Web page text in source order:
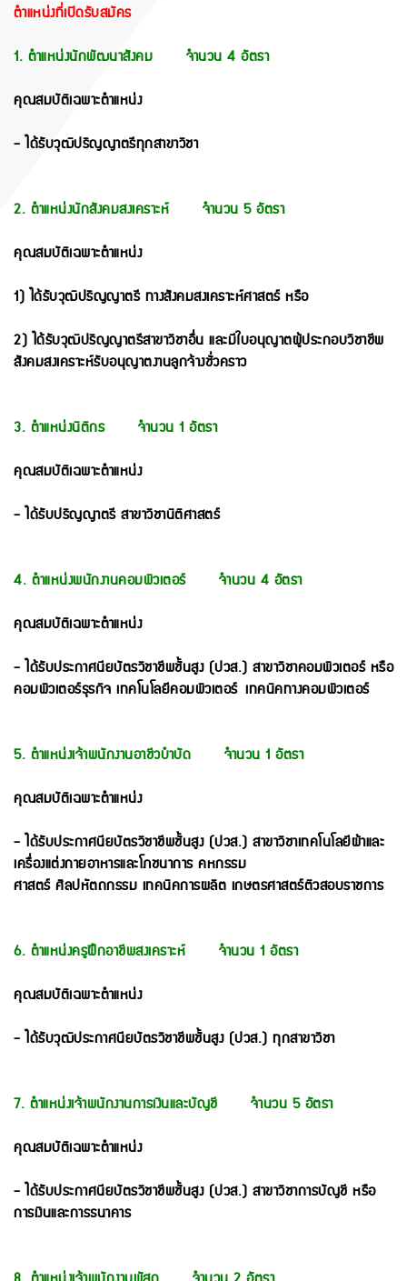
ตำแหน่งที่เปิดรับสมัคร
1. ตำแหน่งนักพัฒนาสังคม จำนวน 4 อัตรา
คุณสมบัติเฉพาะตำแหน่ง
- ได้รับวุฒิปริญญาตรีทุกสาขาวิชา
2. ตำแหน่งนักสังคมสงเคราะห์ จำนวน 5 อัตรา
คุณสมบัติเฉพาะตำแหน่ง
1) ได้รับวุฒิปริญญาตรี ทางสังคมสงเคราะห์ศาสตร์ หรือ
2) ได้รับวุฒิปริญญาตรีสาขาวิชาอื่น และมีใบอนุญาตผู้ประกอบวิชาชีพ
สังคมสงเคราะห์รับอนุญาตงานลูกจ้างชั่วคราว
3. ตำแหน่งนิติกร จำนวน 1 อัตรา
คุณสมบัติเฉพาะตำแหน่ง
- ได้รับปริญญาตรี สาขาวิชานิติศาสตร์
4. ตำแหน่งพนักงานคอมพิวเตอร์ จำนวน 4 อัตรา
คุณสมบัติเฉพาะตำแหน่ง
- ได้รับประกาศนียบัตรวิชาชีพชั้นสูง (ปวส.) สาขาวิชาคอมพิวเตอร์ หรือ
คอมพิวเตอร์ธุรกิจ เทคโนโลยีคอมพิวเตอร์ เทคนิคทางคอมพิวเตอร์
5. ตำแหน่งเจ้าพนักงานอาชีวบำบัด จำนวน 1 อัตรา
คุณสมบัติเฉพาะตำแหน่ง
- ได้รับประกาศนียบัตรวิชาชีพชั้นสูง (ปวส.) สาขาวิชาเทคโนโลยีผ้าและ
เครื่องแต่งกายอาหารและโภชนาการ คหกรรม
ศาสตร์ ศิลปหัตถกรรม เทคนิคการผลิต เกษตรศาสตร์ติวสอบราชการ
6. ตำแหน่งครูฝึกอาชีพสงเคราะห์ จำนวน 1 อัตรา
คุณสมบัติเฉพาะตำแหน่ง
- ได้รับวุฒิประกาศนียบัตรวิชาชีพชั้นสูง (ปวส.) ทุกสาขาวิชา
7. ตำแหน่งเจ้าพนักงานการเงินและบัญชี จำนวน 5 อัตรา
คุณสมบัติเฉพาะตำแหน่ง
- ได้รับประกาศนียบัตรวิชาชีพชั้นสูง (ปวส.) สาขาวิชาการบัญชี หรือ
การเงินและการธนาคาร